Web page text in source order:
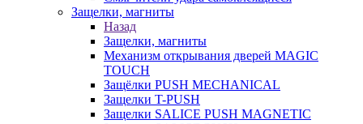
Защелки, магниты
Назад
Защелки, магниты
Механизм открывания дверей MAGIC
TOUCH
Защёлки PUSH MECHANICAL
Защелки T-PUSH
Защелки SALICE PUSH MAGNETIC